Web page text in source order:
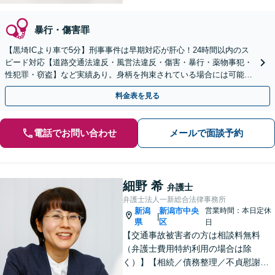
暴行・傷害罪
【黒埼ICより車で5分】刑事事件は早期対応が肝心！24時間以内のス
ピード対応【道路交通法違反・風営法違反・傷害・暴行・薬物事犯・
性犯罪・窃盗】など実績あり。身柄を拘束されている場合には可能な
限り接見し、丁寧な説明と迅速な対応しています。
料金表を見る
電話でお問い合わせ メールで面談予約
細野 希 弁護士
弁護士法人一新総合法律事務所
新潟
県
|
新潟市中央
区
営業時間：本日定休
日
【交通事故被害者の方は相談料無料
（弁護士費用特約利用の場合は除
く）】【相続／債務整理／不貞慰謝料